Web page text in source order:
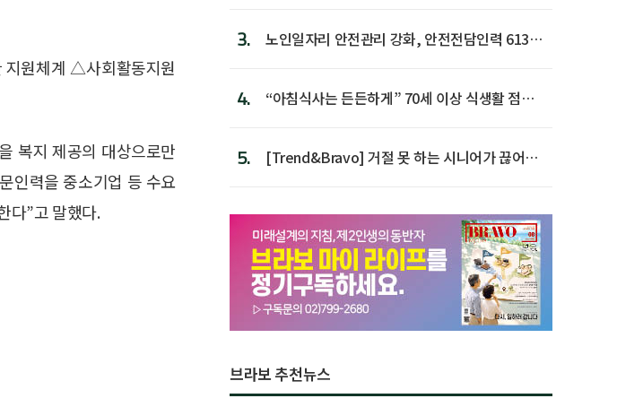
원체계 △사회활동지원
복지 제공의 대상으로만
인력을 중소기업 등 수요
다”고 말했다.
3.
노인일자리 안전관리 강화, 안전전담인력 613명
4.
“아침식사는 든든하게” 70세 이상 식생활 점수
5.
[Trend&Bravo] 거절 못 하는 시니어가 끊어야
브라보 추천뉴스